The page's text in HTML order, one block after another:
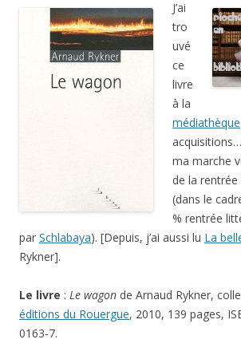
J’ai
tro
uvé
ce
livre
à la
médiathèque
ma marche
de la
(dans le
% rentrée
par Schlabaya). [Depuis, j’ai aussi lu La
Rykner].
Le livre : Le wagon de Arnaud Rykner,
éditions du Rouergue, 2010, 139 pages,
0163-7.